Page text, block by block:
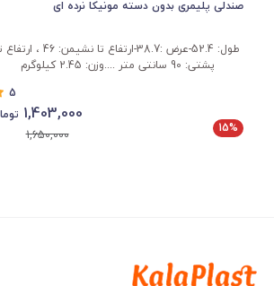
صندلی پلیمری بدون دسته مونیکا نرده ای
طول: 52.4-عرض :38.7-ارتفاع تا نشیمن: 46 ،
پشتی: 90 سانتی متر ....وزن: 2.45 کیلوگرم
5
15%
1,403,000
1,650,000